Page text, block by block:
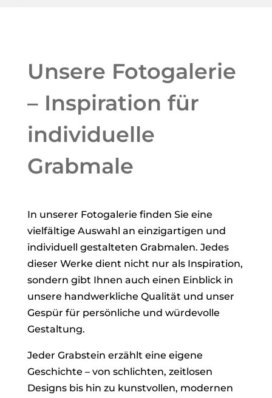
Unsere Fotogalerie
– Inspiration für
individuelle
Grabmale
In unserer Fotogalerie finden Sie eine
vielfältige Auswahl an einzigartigen und
individuell gestalteten Grabmalen. Jedes
dieser Werke dient nicht nur als Inspiration,
sondern gibt Ihnen auch einen Einblick in
unsere handwerkliche Qualität und unser
Gespür für persönliche und würdevolle
Gestaltung.
Jeder Grabstein erzählt eine eigene
Geschichte – von schlichten, zeitlosen
Designs bis hin zu kunstvollen, modernen